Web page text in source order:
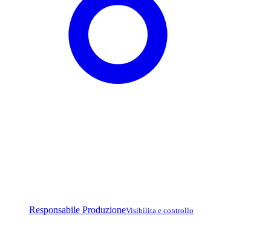
Responsabile ProduzioneVisibilita e controllo